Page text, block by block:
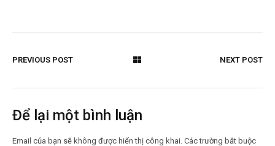
PREVIOUS POST NEXT POST
Để lại một bình luận
Email của bạn sẽ không được hiển thị công khai. Các trường bắt buộc